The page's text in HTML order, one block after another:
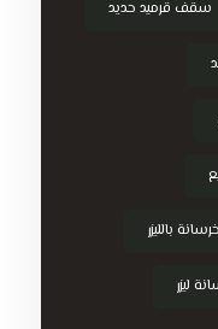
سقف قرميد حديد
بالليزر
ليزر